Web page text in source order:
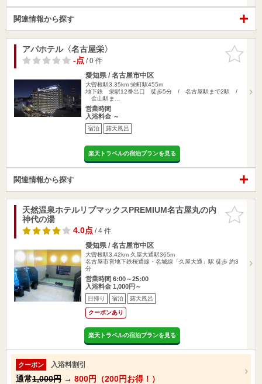
関連情報から探す
お気に入
りに追加
アパホテル〈名古屋栄〉
-点/ 0 件
愛知県 / 名古屋市中区
大曽根駅3.35km 栄町駅455m
地下鉄 栄駅12番出口 徒歩5分 / 名古屋駅まで2駅 /
金山駅ま…
営業時間
入浴料金 ～
宿泊 露天風呂
楽天トラベルの宿泊プランを見る
関連情報から探す
お気に入
りに追加
天然温泉ホテルリブマックスPREMIUM名古屋丸の内
神代の湯
4.0点/ 4 件
愛知県 / 名古屋市中区
大曽根駅3.42km 久屋大通駅365m
名古屋市営地下鉄桜通線・名城線「久屋大通」駅 徒歩 約3
分
営業時間 6:00～25:00
入浴料金 1,000円～
日帰り 宿泊 露天風呂
クーポンあり
楽天トラベルの宿泊プランを見る
クーポン 入浴料割引
通常1,000円 → 800円（200円お得！）